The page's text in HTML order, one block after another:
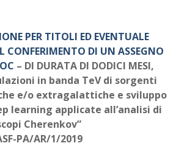
PER TITOLI ED EVENTUALE
CONFERIMENTO DI UN ASSEGNO
– DI DURATA DI DODICI MESI,
in banda TeV di sorgenti
e/o extragalattiche e sviluppo
learning applicate all’analisi di
Cherenkov”
PA/AR/1/2019